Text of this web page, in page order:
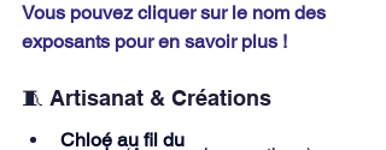
Vous pouvez cliquer sur le nom des
exposants pour en savoir plus !
🧵 Artisanat & Créations
Chloé au fil du